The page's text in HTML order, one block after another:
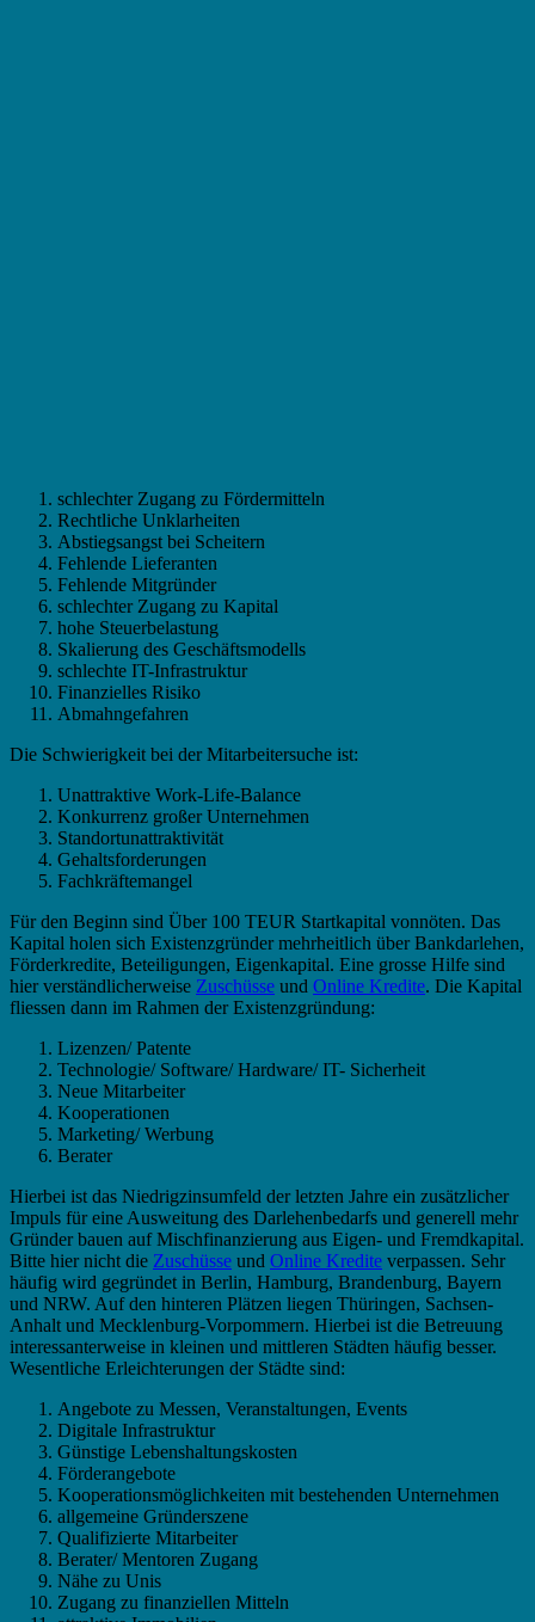
schlechter Zugang zu Fördermitteln
Rechtliche Unklarheiten
Abstiegsangst bei Scheitern
Fehlende Lieferanten
Fehlende Mitgründer
schlechter Zugang zu Kapital
hohe Steuerbelastung
Skalierung des Geschäftsmodells
schlechte IT-Infrastruktur
Finanzielles Risiko
Abmahngefahren
Die Schwierigkeit bei der Mitarbeitersuche ist:
Unattraktive Work-Life-Balance
Konkurrenz großer Unternehmen
Standortunattraktivität
Gehaltsforderungen
Fachkräftemangel
Für den Beginn sind Über 100 TEUR Startkapital vonnöten. Das
Kapital holen sich Existenzgründer mehrheitlich über Bankdarlehen,
Förderkredite, Beteiligungen, Eigenkapital. Eine grosse Hilfe sind
hier verständlicherweise Zuschüsse und Online Kredite. Die Kapital
fliessen dann im Rahmen der Existenzgründung:
Lizenzen/ Patente
Technologie/ Software/ Hardware/ IT- Sicherheit
Neue Mitarbeiter
Kooperationen
Marketing/ Werbung
Berater
Hierbei ist das Niedrigzinsumfeld der letzten Jahre ein zusätzlicher
Impuls für eine Ausweitung des Darlehenbedarfs und generell mehr
Gründer bauen auf Mischfinanzierung aus Eigen- und Fremdkapital.
Bitte hier nicht die Zuschüsse und Online Kredite verpassen. Sehr
häufig wird gegründet in Berlin, Hamburg, Brandenburg, Bayern
und NRW. Auf den hinteren Plätzen liegen Thüringen, Sachsen-
Anhalt und Mecklenburg-Vorpommern. Hierbei ist die Betreuung
interessanterweise in kleinen und mittleren Städten häufig besser.
Wesentliche Erleichterungen der Städte sind:
Angebote zu Messen, Veranstaltungen, Events
Digitale Infrastruktur
Günstige Lebenshaltungskosten
Förderangebote
Kooperationsmöglichkeiten mit bestehenden Unternehmen
allgemeine Gründerszene
Qualifizierte Mitarbeiter
Berater/ Mentoren Zugang
Nähe zu Unis
Zugang zu finanziellen Mitteln